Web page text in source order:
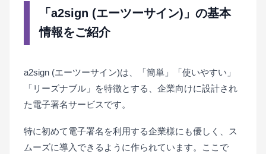
「a2sign (エーツーサイン)」の基本
情報をご紹介
a2sign (エーツーサイン)は、「簡単」「使いやすい」
「リーズナブル」を特徴とする、企業向けに設計され
た電子署名サービスです。
特に初めて電子署名を利用する企業様にも優しく、ス
ムーズに導入できるように作られています。ここで